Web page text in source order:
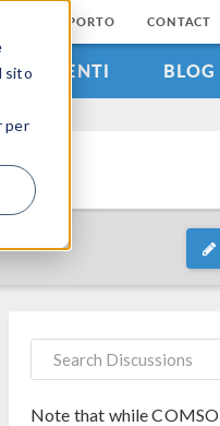
sito
per
DI SUPPORTO CONTACT
EVENTI BLOG
Note that while